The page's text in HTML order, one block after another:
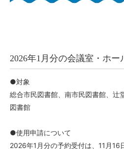
2026年1月分の会議室・ホー
●対象
総合市民図書館、南市民図書館、辻
図書館
●使用申請について
2026年1月分の予約受付は、11月16